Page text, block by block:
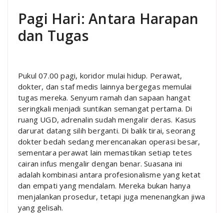
Pagi Hari: Antara Harapan
dan Tugas
Pukul 07.00 pagi, koridor mulai hidup. Perawat,
dokter, dan staf medis lainnya bergegas memulai
tugas mereka. Senyum ramah dan sapaan hangat
seringkali menjadi suntikan semangat pertama. Di
ruang UGD, adrenalin sudah mengalir deras. Kasus
darurat datang silih berganti. Di balik tirai, seorang
dokter bedah sedang merencanakan operasi besar,
sementara perawat lain memastikan setiap tetes
cairan infus mengalir dengan benar. Suasana ini
adalah kombinasi antara profesionalisme yang ketat
dan empati yang mendalam. Mereka bukan hanya
menjalankan prosedur, tetapi juga menenangkan jiwa
yang gelisah.